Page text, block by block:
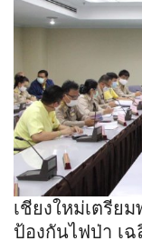
เชียงใหม่เตรีย
ป้องกันไฟป่า เ